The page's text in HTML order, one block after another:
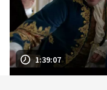
1:39:07